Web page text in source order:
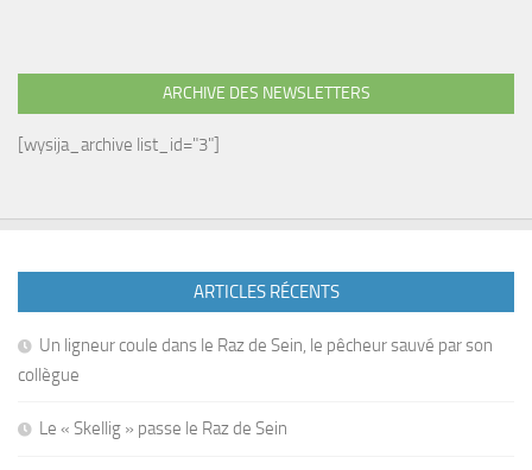
ARCHIVE DES NEWSLETTERS
[wysija_archive list_id="3"]
ARTICLES RÉCENTS
Un ligneur coule dans le Raz de Sein, le pêcheur sauvé par son
collègue
Le « Skellig » passe le Raz de Sein